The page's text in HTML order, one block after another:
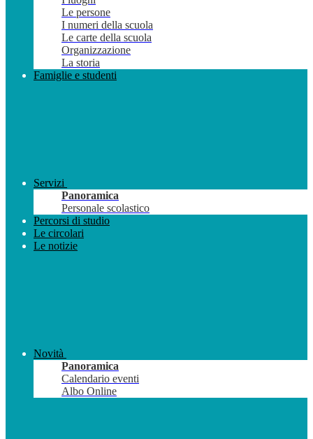
Le persone
I numeri della scuola
Le carte della scuola
Organizzazione
La storia
Famiglie e studenti
Servizi
Panoramica
Personale scolastico
Percorsi di studio
Le circolari
Le notizie
Novità
Panoramica
Calendario eventi
Albo Online